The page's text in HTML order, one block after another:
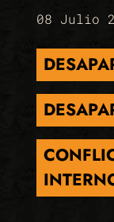
08 Julio